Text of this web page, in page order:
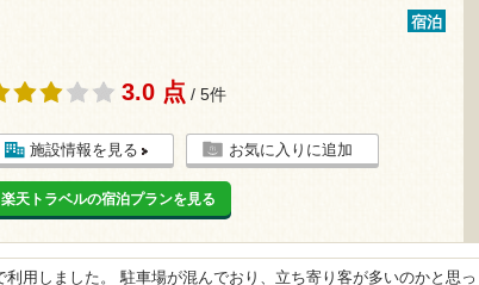
宿泊
3.0 点 / 5件
施設情報を見る お気に入りに追加
楽天トラベルの宿泊プランを見る
利用しました。 駐車場が混んでおり、立ち寄り客が多いのかと思っ